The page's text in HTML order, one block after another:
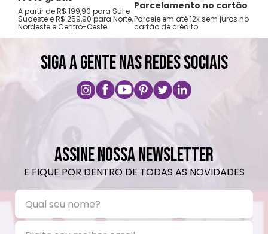
A partir de R$ 199,90 para Sul e
Sudeste e R$ 259,90 para Norte,
Nordeste e Centro-Oeste
Parcelamento no cartão
Parcele em até 12x sem juros no
cartão de crédito
SIGA A GENTE NAS REDES SOCIAIS
ASSINE NOSSA NEWSLETTER
E FIQUE POR DENTRO DE TODAS AS NOVIDADES